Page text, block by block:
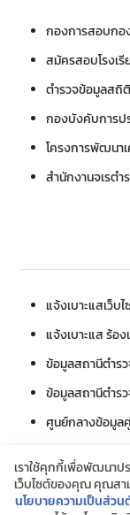
กองการสอบกอ
สมัครสอบโรงเรี
ตำรวจข้อมูลสถิ
กองบังคับการป
โครงการพัฒนา
สำนักงานจเรตำ
แจ้งเบาะแสเว็บ
แจ้งเบาะแส ร้อ
ข้อมูลสถานีตำรว
ข้อมูลสถานีตำร
ศูนย์กลางข้อมูล
กองการสอบ
เราใช้คุกกี้เพื่อพัฒนาป
เว็บไซต์ของคุณ คุณสา
นโยบายความเป็นส่วน